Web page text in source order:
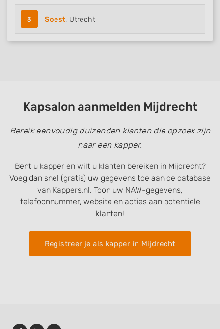
3 Soest, Utrecht
Kapsalon aanmelden Mijdrecht
Bereik eenvoudig duizenden klanten die opzoek zijn
naar een kapper.
Bent u kapper en wilt u klanten bereiken in Mijdrecht?
Voeg dan snel (gratis) uw gegevens toe aan de database
van Kappers.nl. Toon uw NAW-gegevens,
telefoonnummer, website en acties aan potentiele
klanten!
Registreer je als kapper in Mijdrecht